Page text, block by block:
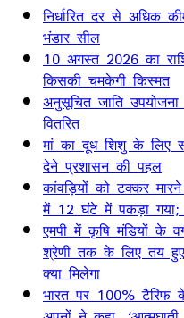
निर्धारित दर से अधिक
भंडार सील
10 अगस्त 2026 का
किसकी चमकेगी किस्मत
अनुसूचित जाति
वितरित
मां का दूध शिशु के लिए
देने प्रशासन की पहल
कांवड़ियों को टक्कर
में 12 घंटे में पकड़ा
एमपी में कृषि मंडियों के
श्रेणी तक के लिए तय
क्या मिलेगा
भारत पर 100% टैरिफ